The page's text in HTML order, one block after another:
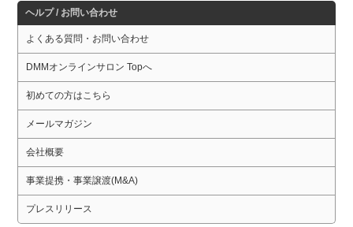
ヘルプ / お問い合わせ
よくある質問・お問い合わせ
DMMオンラインサロン Topへ
初めての方はこちら
メールマガジン
会社概要
事業提携・事業譲渡(M&A)
プレスリリース